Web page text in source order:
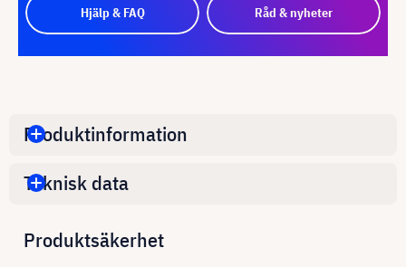
Hjälp & FAQ Råd & nyheter
Produktinformation
Teknisk data
Produktsäkerhet